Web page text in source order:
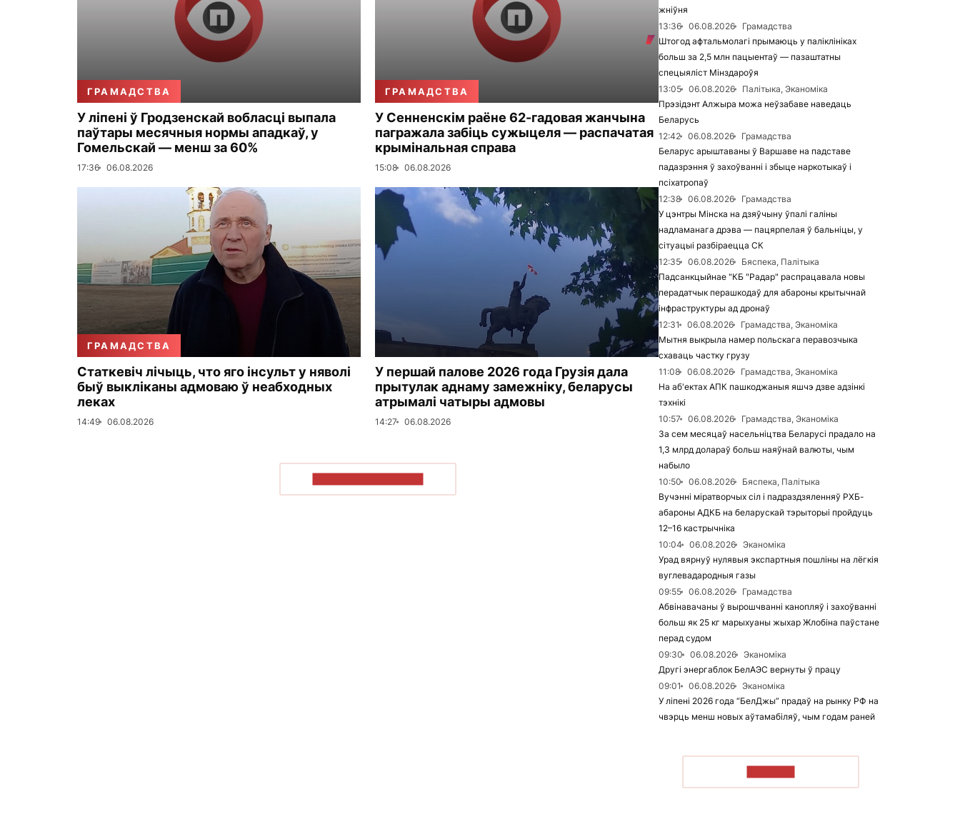
ГРАМАДСТВА
У ліпені ў Гродзенскай вобласці выпала
паўтары месячныя нормы ападкаў, у
Гомельскай — менш за 60%
17:36 06.08.2026
ГРАМАДСТВА
У Сенненскім раёне 62-гадовая жанчына
пагражала забіць сужыцеля — распачатая
крымінальная справа
15:08 06.08.2026
ГРАМАДСТВА
Статкевіч лічыць, что яго інсульт у няволі
быў выкліканы адмоваю ў неабходных
леках
14:49 06.08.2026
У першай палове 2026 года Грузія дала
прытулак аднаму замежніку, беларусы
атрымалі чатыры адмовы
14:27 06.08.2026
жніўня
13:36
06.08.2026
Грамадства
Штогод афтальмолагі прымаюць у паліклініках
больш за 2,5 млн пацыентаў — пазаштатны
спецыяліст Мінздароўя
13:05
06.08.2026
Палітыка, Эканоміка
Прэзідэнт Алжыра можа неўзабаве наведаць
Беларусь
12:42
06.08.2026
Грамадства
Беларус арыштаваны ў Варшаве на падставе
падазрэння ў захоўванні і збыце наркотыкаў і
псіхатропаў
12:38
06.08.2026
Грамадства
У цэнтры Мінска на дзяўчыну ўпалі галіны
надламанага дрэва — пацярпелая ў бальніцы, у
сітуацыі разбіраецца СК
12:35
06.08.2026
Бяспека, Палітыка
Падсанкцыйнае "КБ "Радар" распрацавала новы
перадатчык перашкодаў для абароны крытычнай
інфраструктуры ад дронаў
12:31
06.08.2026
Грамадства, Эканоміка
Мытня выкрыла намер польскага перавозчыка
схаваць частку грузу
11:08
06.08.2026
Грамадства, Эканоміка
На аб'ектах АПК пашкоджаныя яшчэ дзве адзінкі
тэхнікі
10:57
06.08.2026
Грамадства, Эканоміка
За сем месяцаў насельніцтва Беларусі прадало на
1,3 млрд долараў больш наяўнай валюты, чым
набыло
10:50
06.08.2026
Бяспека, Палітыка
Вучэнні міратворчых сіл і падраздзяленняў РХБ-
абароны АДКБ на беларускай тэрыторыі пройдуць
12–16 кастрычніка
10:04
06.08.2026
Эканоміка
Урад вярнуў нулявыя экспартныя пошліны на лёгкія
вуглевадародныя газы
09:55
06.08.2026
Грамадства
Абвінавачаны ў вырошчванні канопляў і захоўванні
больш як 25 кг марыхуаны жыхар Жлобіна паўстане
перад судом
09:30
06.08.2026
Эканоміка
Другі энергаблок БелАЭС вернуты ў працу
09:01
06.08.2026
Эканоміка
У ліпені 2026 года “БелДжы” прадаў на рынку РФ на
чвэрць менш новых аўтамабіляў, чым годам раней